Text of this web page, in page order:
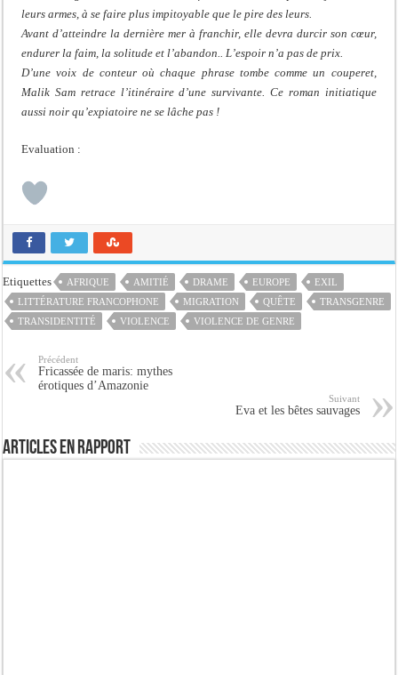
leurs armes, à se faire plus impitoyable que le pire des leurs.
Avant d’atteindre la dernière mer à franchir, elle devra durcir son cœur,
endurer la faim, la solitude et l’abandon.. L’espoir n’a pas de prix.
D’une voix de conteur où chaque phrase tombe comme un couperet,
Malik Sam retrace l’itinéraire d’une survivante. Ce roman initiatique
aussi noir qu’expiatoire ne se lâche pas !
Evaluation :
Etiquettes AFRIQUE AMITIÉ DRAME EUROPE
EXIL
LITTÉRATURE FRANCOPHONE
MIGRATION QUÊTE
TRANSGENRE
TRANSIDENTITÉ
VIOLENCE VIOLENCE DE GENRE
Précédent
Fricassée de maris: mythes
érotiques d’Amazonie
Suivant
Eva et les bêtes sauvages
Articles en rapport